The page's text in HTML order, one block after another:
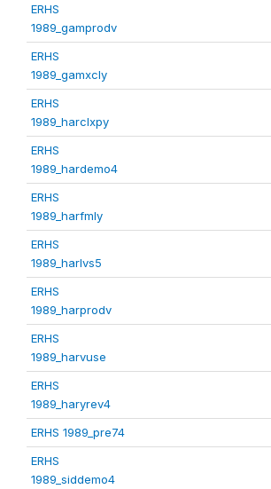
ERHS
1989_gamprodv
ERHS
1989_gamxcly
ERHS
1989_harclxpy
ERHS
1989_hardemo4
ERHS
1989_harfmly
ERHS
1989_harlvs5
ERHS
1989_harprodv
ERHS
1989_harvuse
ERHS
1989_haryrev4
ERHS 1989_pre74
ERHS
1989_siddemo4